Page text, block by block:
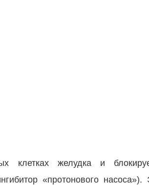
клетках желудка и
«протонового